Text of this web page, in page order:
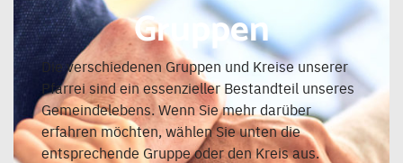
Gruppen
Die verschiedenen Gruppen und Kreise unserer
Pfarrei sind ein essenzieller Bestandteil unseres
Gemeindelebens. Wenn Sie mehr darüber
erfahren möchten, wählen Sie unten die
entsprechende Gruppe oder den Kreis aus.